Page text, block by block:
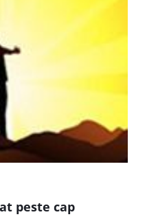
peste cap